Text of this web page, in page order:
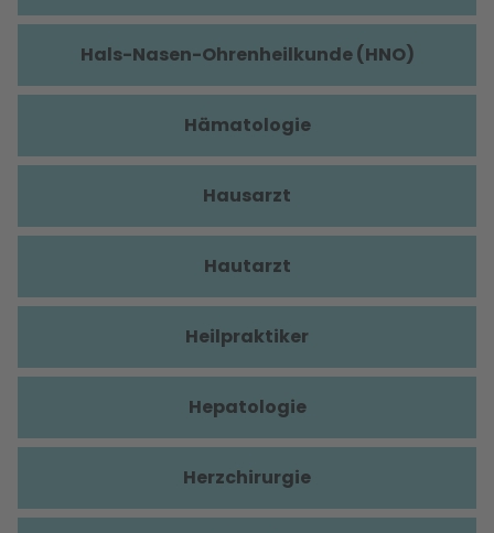
Hals-Nasen-Ohrenheilkunde (HNO)
Hämatologie
Hausarzt
Hautarzt
Heilpraktiker
Hepatologie
Herzchirurgie